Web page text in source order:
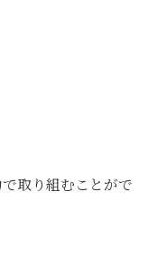
取り組むことがで